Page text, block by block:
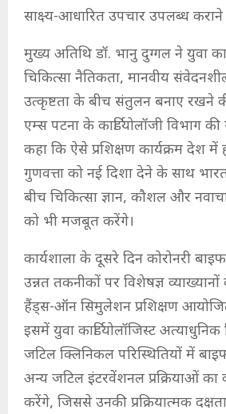
साक्ष्य-आधारित उपचार उपलब्ध कराने
मुख्य अतिथि डॉ. भानु दुग्गल ने युवा
चिकित्सा नैतिकता, मानवीय
उत्कृष्टता के बीच संतुलन बनाए रखने
एम्स पटना के कार्डियोलॉजी विभाग
कहा कि ऐसे प्रशिक्षण कार्यक्रम देश में
गुणवत्ता को नई दिशा देने के साथ
बीच चिकित्सा ज्ञान, कौशल और
को भी मजबूत करेंगे।
कार्यशाला के दूसरे दिन कोरोनरी
उन्नत तकनीकों पर विशेषज्ञ
हैंड्स-ऑन सिमुलेशन प्रशिक्षण
इसमें युवा कार्डियोलॉजिस्ट अत्याधुनिक
जटिल क्लिनिकल परिस्थितियों में
अन्य जटिल इंटरवेंशनल प्रक्रियाओं का
करेंगे, जिससे उनकी प्रक्रियात्मक